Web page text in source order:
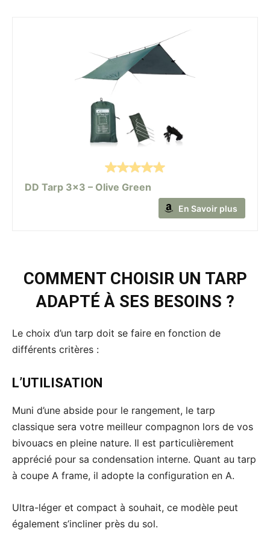
DD Tarp 3x3 – Olive Green
En Savoir plus
COMMENT CHOISIR UN TARP
ADAPTÉ À SES BESOINS ?
Le choix d’un tarp doit se faire en fonction de
différents critères :
L’UTILISATION
Muni d’une abside pour le rangement, le tarp
classique sera votre meilleur compagnon lors de vos
bivouacs en pleine nature. Il est particulièrement
apprécié pour sa condensation interne. Quant au tarp
à coupe A frame, il adopte la configuration en A.
Ultra-léger et compact à souhait, ce modèle peut
également s’incliner près du sol.